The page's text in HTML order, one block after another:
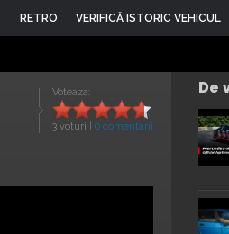
RETRO VERIFICĂ ISTORIC VEHICUL
Voteaza:
3 voturi 0 comentarii
De